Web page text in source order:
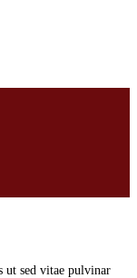
ut sed vitae pulvinar